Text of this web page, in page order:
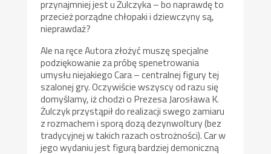
przynajmniej jest u Żulczyka – bo naprawdę to
przecież porządne chłopaki i dziewczyny są,
nieprawdaż?
Ale na ręce Autora złożyć muszę specjalne
podziękowanie za próbę spenetrowania
umysłu niejakiego Cara – centralnej figury tej
szalonej gry. Oczywiście wszyscy od razu się
domyślamy, iż chodzi o Prezesa Jarosława K.
Żulczyk przystąpił do realizacji swego zamiaru
z rozmachem i sporą dozą dezynwoltury (bez
tradycyjnej w takich razach ostrożności). Car w
jego wydaniu jest figurą bardziej demoniczną